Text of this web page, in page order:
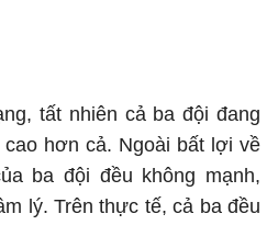
tất nhiên cả ba đội đang
hơn cả. Ngoài bất lợi về
ba đội đều không mạnh,
lý. Trên thực tế, cả ba đều